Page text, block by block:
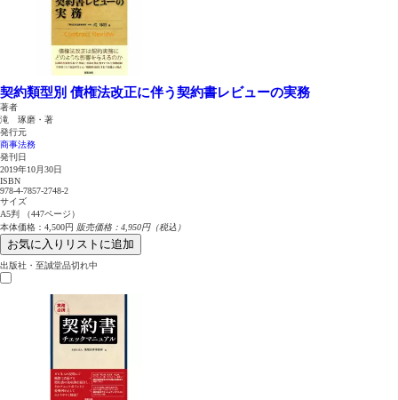
契約類型別 債権法改正に伴う契約書レビューの実務
著者
滝 琢磨・著
発行元
商事法務
発刊日
2019年10月30日
ISBN
978-4-7857-2748-2
サイズ
A5判 （447ページ）
本体価格：4,500円 販売価格：4,950円（税込）
お気に入りリストに追加
出版社・至誠堂品切れ中